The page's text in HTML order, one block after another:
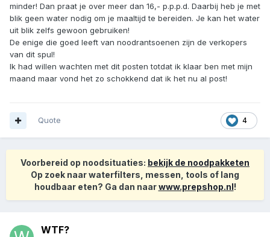
minder! Dan praat je over meer dan 16,- p.p.p.d. Daarbij heb je met
blik geen water nodig om je maaltijd te bereiden. Je kan het water
uit blik zelfs gewoon gebruiken!
De enige die goed leeft van noodrantsoenen zijn de verkopers
van dit spul!
Ik had willen wachten met dit posten totdat ik klaar ben met mijn
maand maar vond het zo schokkend dat ik het nu al post!
4
Quote
Voorbereid op noodsituaties: bekijk de noodpakketen
Op zoek naar waterfilters, messen, tools of lang
houdbaar eten? Ga dan naarwww.prepshop.nl!
WTF?